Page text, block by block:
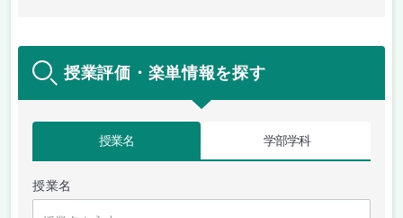
授業評価・楽単情報を探す
授業名 学部学科
授業名